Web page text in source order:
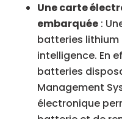
Une carte
embarquée:
batteries lithium
intelligence. En
batteries
Management
électronique